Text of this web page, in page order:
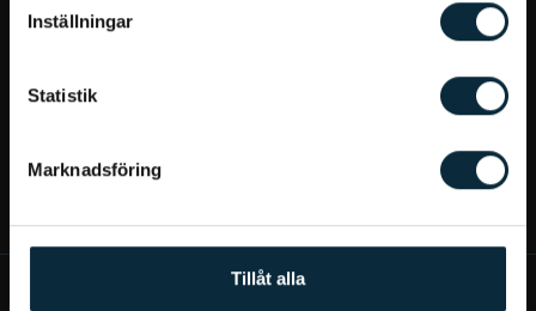
Inställningar
Statistik
Marknadsföring
Tillåt alla